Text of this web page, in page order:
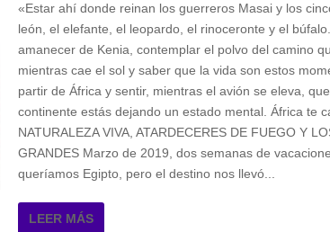
«Estar ahí donde reinan los guerreros Masai y los
león, el elefante, el leopardo, el rinoceronte y el
amanecer de Kenia, contemplar el polvo del camino
mientras cae el sol y saber que la vida son estos
partir de África y sentir, mientras el avión se eleva,
continente estás dejando un estado mental. África te
NATURALEZA VIVA, ATARDECERES DE FUEGO Y
GRANDES Marzo de 2019, dos semanas de
queríamos Egipto, pero el destino nos llevó...
LEER MÁS